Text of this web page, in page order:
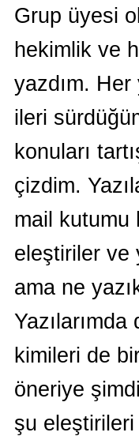
Grup üyesi
hekimlik ve
yazdım. Her
ileri
konuları
çizdim.
mail kutumu
eleştiriler ve
ama ne
kimileri de
öneriye
şu eleştirileri